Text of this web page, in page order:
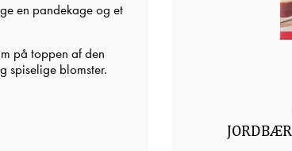
en pandekage og et
på toppen af den
spiselige blomster.